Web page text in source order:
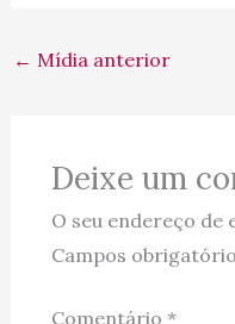
← Mídia anterior
Deixe um
O seu endereço de
Campos
Comentário *